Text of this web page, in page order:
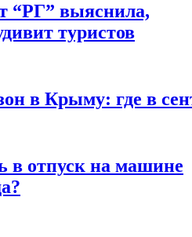
“РГ” выяснила,
туристов
в Крыму: где в
в отпуск на машине